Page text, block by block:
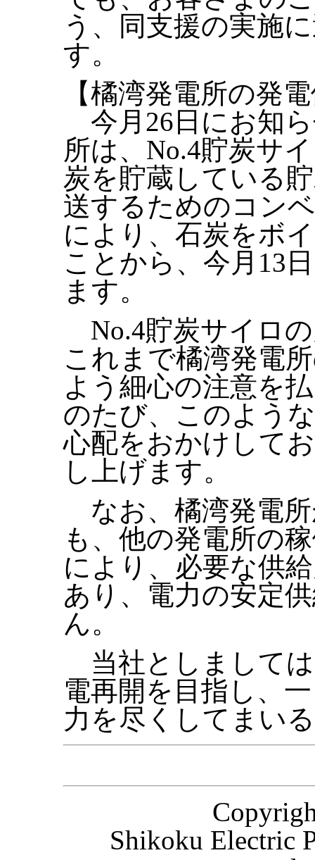
う、同支援の実施
す。
【橘湾発電所の発
今月26日にお知
所は、No.4貯炭サ
炭を貯蔵している
送するためのコン
により、石炭をボ
ことから、今月13
ます。
No.4貯炭サイロ
これまで橘湾発電
よう細心の注意を
のたび、このよう
心配をおかけして
し上げます。
なお、橘湾発電
も、他の発電所の
により、必要な供
あり、電力の安定
ん。
当社としまして
電再開を目指し、
力を尽くしてまい
Shikoku Electric